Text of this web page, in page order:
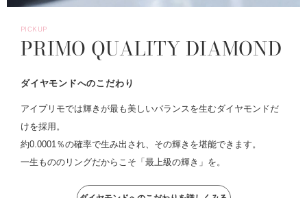
PICKUP
PRIMO QUALITY DIAMOND
ダイヤモンドへのこだわり
アイプリモでは輝きが最も美しいバランスを生むダイヤモンドだ
けを採用。
約0.0001％の確率で生み出され、その輝きを堪能できます。
一生もののリングだからこそ「最上級の輝き」を。